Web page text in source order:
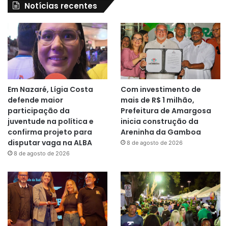
Notícias recentes
Em Nazaré, Lígia Costa
defende maior
participação da
juventude na política e
confirma projeto para
disputar vaga na ALBA
8 de agosto de 2026
Com investimento de
mais de R$ 1 milhão,
Prefeitura de Amargosa
inicia construção da
Areninha da Gamboa
8 de agosto de 2026